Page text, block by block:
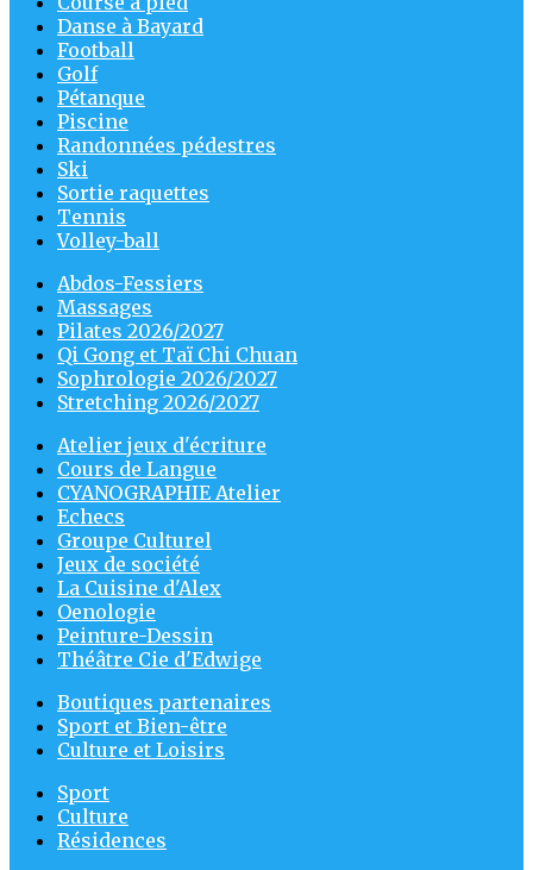
Danse à Bayard
Football
Golf
Pétanque
Piscine
Randonnées pédestres
Ski
Sortie raquettes
Tennis
Volley-ball
Abdos-Fessiers
Massages
Pilates 2026/2027
Qi Gong et Taï Chi Chuan
Sophrologie 2026/2027
Stretching 2026/2027
Atelier jeux d'écriture
Cours de Langue
CYANOGRAPHIE Atelier
Echecs
Groupe Culturel
Jeux de société
La Cuisine d'Alex
Oenologie
Peinture-Dessin
Théâtre Cie d'Edwige
Boutiques partenaires
Sport et Bien-être
Culture et Loisirs
Sport
Culture
Résidences